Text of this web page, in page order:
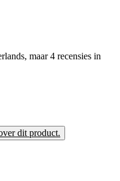
maar 4 recensies in
dit product.